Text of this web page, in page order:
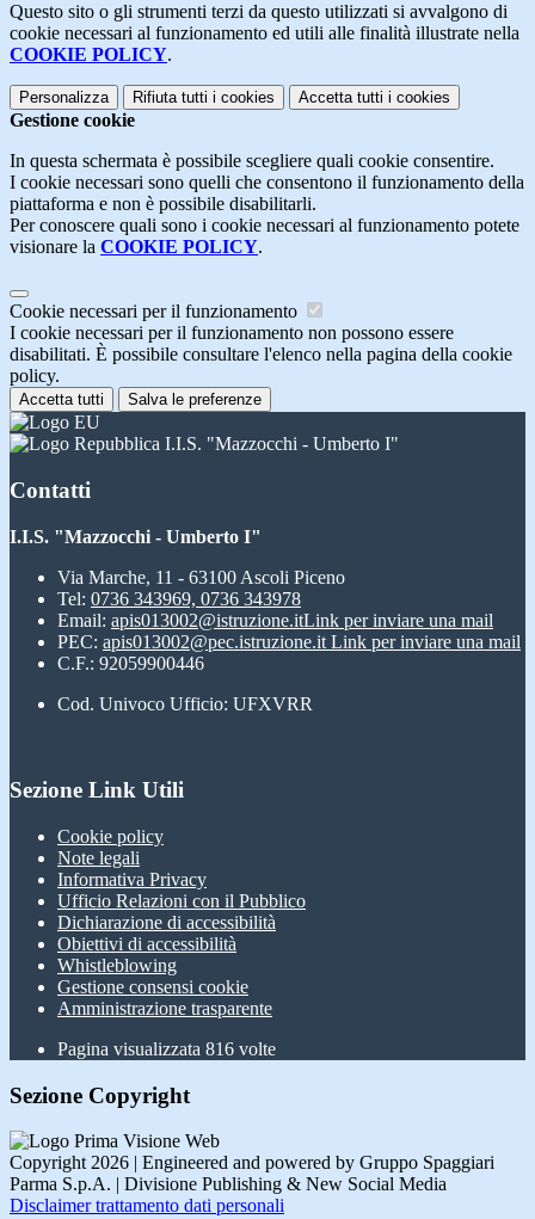
Questo sito o gli strumenti terzi da questo utilizzati si avvalgono di
cookie necessari al funzionamento ed utili alle finalità illustrate nella
COOKIE POLICY.
Personalizza Rifiuta tutti i cookies Accetta tutti i cookies
Gestione cookie
In questa schermata è possibile scegliere quali cookie consentire.
I cookie necessari sono quelli che consentono il funzionamento della
piattaforma e non è possibile disabilitarli.
Per conoscere quali sono i cookie necessari al funzionamento potete
visionare la COOKIE POLICY.
Cookie necessari per il funzionamento
I cookie necessari per il funzionamento non possono essere
disabilitati. È possibile consultare l'elenco nella pagina della cookie
policy.
Accetta tutti Salva le preferenze
I.I.S. "Mazzocchi - Umberto I"
Contatti
I.I.S. "Mazzocchi - Umberto I"
Via Marche, 11 - 63100 Ascoli Piceno
Tel: 0736 343969, 0736 343978
Email: apis013002@istruzione.itLink per inviare una mail
PEC: apis013002@pec.istruzione.it Link per inviare una mail
C.F.: 92059900446
Cod. Univoco Ufficio: UFXVRR
Sezione Link Utili
Cookie policy
Note legali
Informativa Privacy
Ufficio Relazioni con il Pubblico
Dichiarazione di accessibilità
Obiettivi di accessibilità
Whistleblowing
Gestione consensi cookie
Amministrazione trasparente
Pagina visualizzata 816 volte
Sezione Copyright
Copyright 2026 | Engineered and powered by Gruppo Spaggiari
Parma S.p.A. | Divisione Publishing & New Social Media
Disclaimer trattamento dati personali